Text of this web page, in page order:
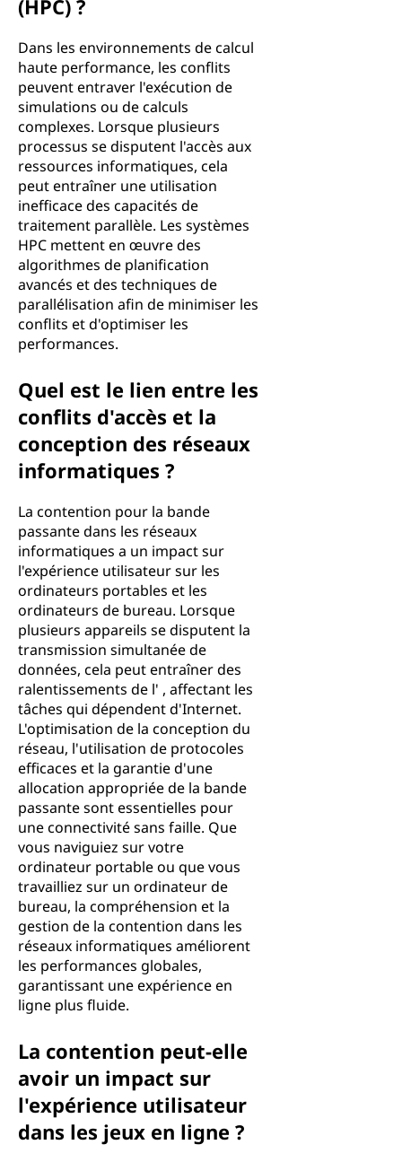
(HPC) ?
Dans les environnements de calcul
haute performance, les conflits
peuvent entraver l'exécution de
simulations ou de calculs
complexes. Lorsque plusieurs
processus se disputent l'accès aux
ressources informatiques, cela
peut entraîner une utilisation
inefficace des capacités de
traitement parallèle. Les systèmes
HPC mettent en œuvre des
algorithmes de planification
avancés et des techniques de
parallélisation afin de minimiser les
conflits et d'optimiser les
performances.
Quel est le lien entre les
conflits d'accès et la
conception des réseaux
informatiques ?
La contention pour la bande
passante dans les réseaux
informatiques a un impact sur
l'expérience utilisateur sur les
ordinateurs portables et les
ordinateurs de bureau. Lorsque
plusieurs appareils se disputent la
transmission simultanée de
données, cela peut entraîner des
ralentissements de l' , affectant les
tâches qui dépendent d'Internet.
L'optimisation de la conception du
réseau, l'utilisation de protocoles
efficaces et la garantie d'une
allocation appropriée de la bande
passante sont essentielles pour
une connectivité sans faille. Que
vous naviguiez sur votre
ordinateur portable ou que vous
travailliez sur un ordinateur de
bureau, la compréhension et la
gestion de la contention dans les
réseaux informatiques améliorent
les performances globales,
garantissant une expérience en
ligne plus fluide.
La contention peut-elle
avoir un impact sur
l'expérience utilisateur
dans les jeux en ligne ?